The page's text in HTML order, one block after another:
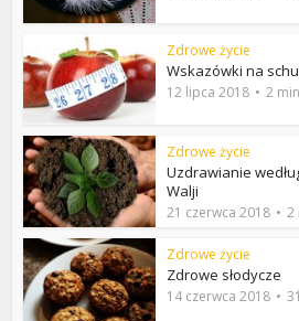
Zdrowe życie
Wskazówki na
12 lipca 2018 2
Zdrowe życie
Uzdrawianie
Walji
21 czerwca 2018 2
Zdrowe życie
Zdrowe słodycze
14 czerwca 2018